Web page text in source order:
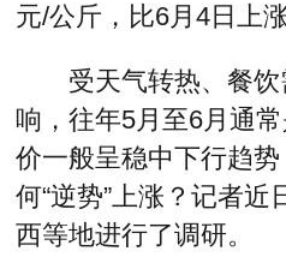
元/公斤，比6月4日上涨
受天气转热、餐
响，往年5月至6月通
价一般呈稳中下行趋
何“逆势”上涨？记者
西等地进行了调研。